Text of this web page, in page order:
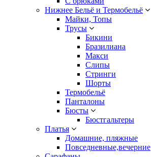
Нижнее Бельё и Термобельё
Майки, Топы
Трусы
Бикини
Бразилиана
Макси
Слипы
Стринги
Шорты
Термобельё
Панталоны
Бюсты
Бюстгальтеры
Платья
Домашние, пляжные
Повседневные,вечерние